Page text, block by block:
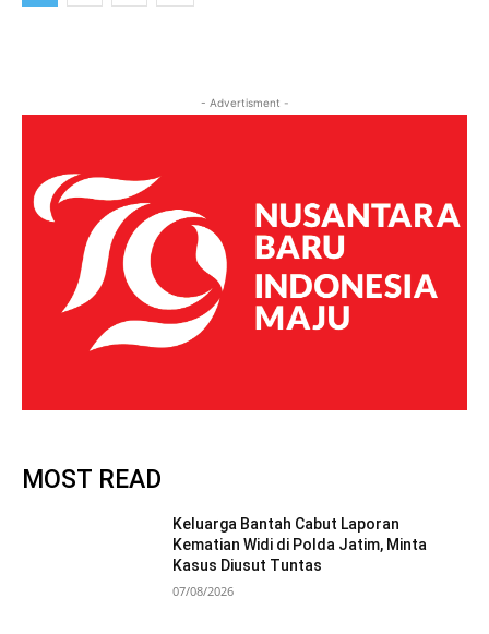
- Advertisment -
MOST READ
Keluarga Bantah Cabut Laporan
Kematian Widi di Polda Jatim, Minta
Kasus Diusut Tuntas
07/08/2026